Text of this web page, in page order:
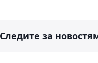
Следите за